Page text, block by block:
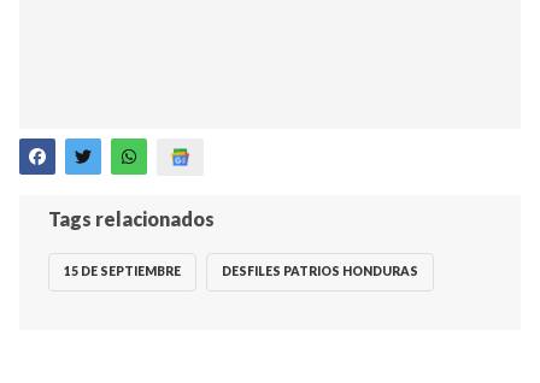
Tags relacionados
15 DE SEPTIEMBRE DESFILES PATRIOS HONDURAS